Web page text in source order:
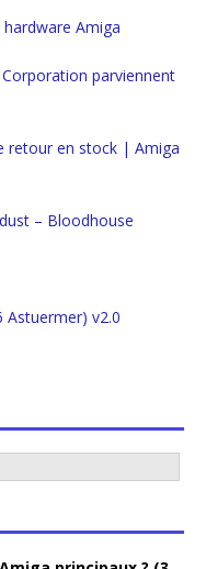
Amiga
parviennent
retour en stock | Amiga
– Bloodhouse
Astuermer) v2.0